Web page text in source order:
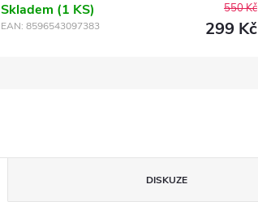
Skladem (1 KS)
EAN: 8596543097383
550 Kč
299 Kč
DISKUZE